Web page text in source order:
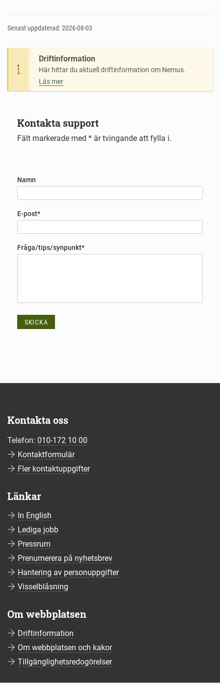
Senast uppdaterad: 2026-08-03
Driftinformation
Här hittar du aktuell driftinformation om Nemus.
Läs mer
Kontakta support
Fält markerade med * är tvingande att fylla i.
Namn
E-post*
Fråga/tips/synpunkt*
SKICKA
Kontakta oss
Telefon: 010-172 10 00
Kontaktformulär
Fler kontaktuppgifter
Länkar
In English
Lediga jobb
Pressrum
Prenumerera på nyhetsbrev
Hantering av personuppgifter
Visselblåsning
Om webbplatsen
Driftinformation
Om webbplatsen och kakor
Tillgänglighetsredogörelser